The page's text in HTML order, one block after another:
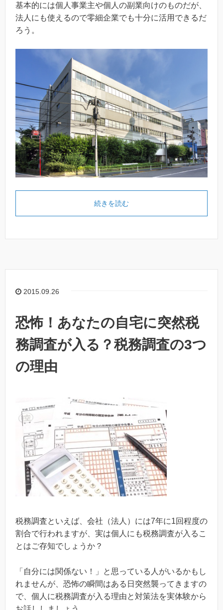
基本的には個人事業主や個人の副業向けのものだが、
法人にも使えるので零細企業でも十分に活用できるだ
ろう。
続きを読む
2015.09.26
恐怖！あなたの自宅に突然税
務調査が入る？税務調査の3つ
の理由
税務調査といえば、会社（法人）には7年に1回程度の
割合で行われますが、実は個人にも税務調査が入るこ
とはご存知でしょうか？
「自分には関係ない！」と思っている人がいるかもし
れませんが、恐怖の瞬間はある日突然襲ってきますの
で、個人に税務調査が入る理由と対策法を実体験から